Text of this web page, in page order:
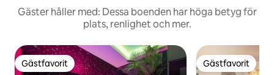
Gäster håller med: Dessa boenden har höga betyg för
plats, renlighet och mer.
Gästfavorit
Gästfavorit Gästfavorit
Gästfavorit